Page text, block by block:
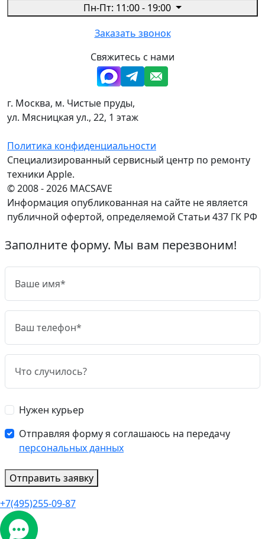
Пн-Пт: 11:00 - 19:00
Заказать звонок
Свяжитесь с нами
г. Москва, м. Чистые пруды,
ул. Мясницкая ул., 22, 1 этаж
Политика конфиденциальности
Специализированный сервисный центр по ремонту
техники Apple.
© 2008 - 2026 MACSAVE
Информация опубликованная на сайте не является
публичной офертой, определяемой Статьи 437 ГК РФ
Заполните форму. Мы вам перезвоним!
Нужен курьер
Отправляя форму я соглашаюсь на передачу
персональных данных
Отправить заявку
+7(495)255-09-87